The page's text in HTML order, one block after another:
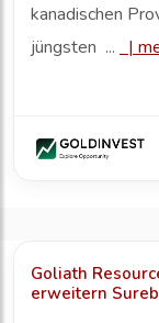
kanadischen
jüngsten ...
|
Goliath
erweitern